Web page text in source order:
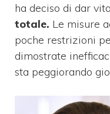
ha deciso di dar
totale. Le misure
poche restrizioni
dimostrate
sta peggiorando